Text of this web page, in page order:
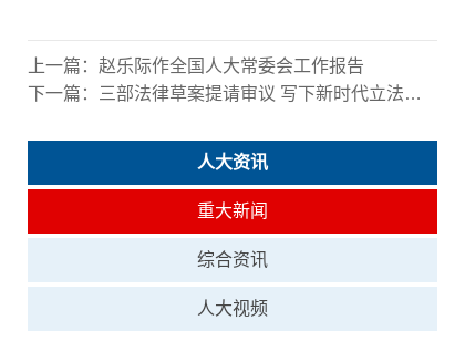
上一篇： 赵乐际作全国人大常委会工作报告
下一篇：
三部法律草案提请审议 写下新时代立法精彩一页
人大资讯
重大新闻
综合资讯
人大视频